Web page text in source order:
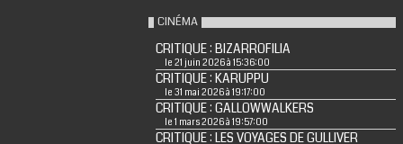
CINÉMA
CRITIQUE : BIZARROFILIA
le 21 juin 2026 à 15:36:00
CRITIQUE : KARUPPU
le 31 mai 2026 à 19:17:00
CRITIQUE : GALLOWWALKERS
le 1 mars 2026 à 19:57:00
CRITIQUE : LES VOYAGES DE GULLIVER